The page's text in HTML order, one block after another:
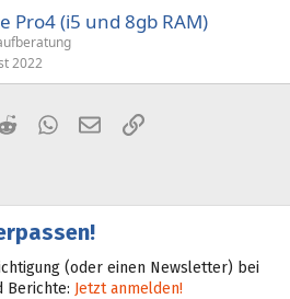
Pro4 (i5 und 8gb RAM)
2022
RedditWhatsApp
E-MailLink
(oder einen Newsletter) bei
Berichte: Jetzt anmelden!